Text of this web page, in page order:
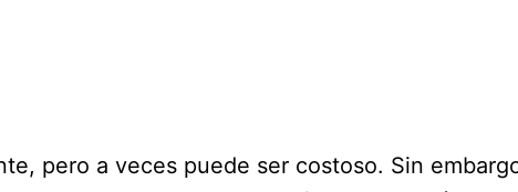
pero a veces puede ser costoso. Sin